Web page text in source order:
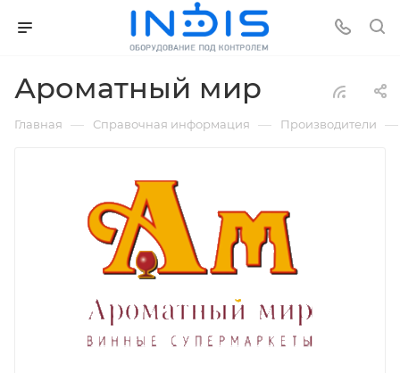
Ароматный мир
Главная — Справочная информация — Производители —